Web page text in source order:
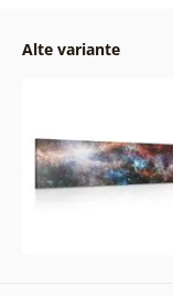
Alte variante